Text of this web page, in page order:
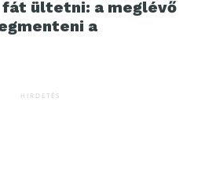
ültetni: a meglévő
a
HIRDETÉS